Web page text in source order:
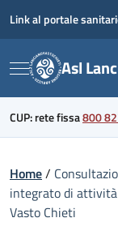
content
Link al portale
Menu Asl
CUP: rete fissa800
Home/
integrato di attività
Vasto Chieti